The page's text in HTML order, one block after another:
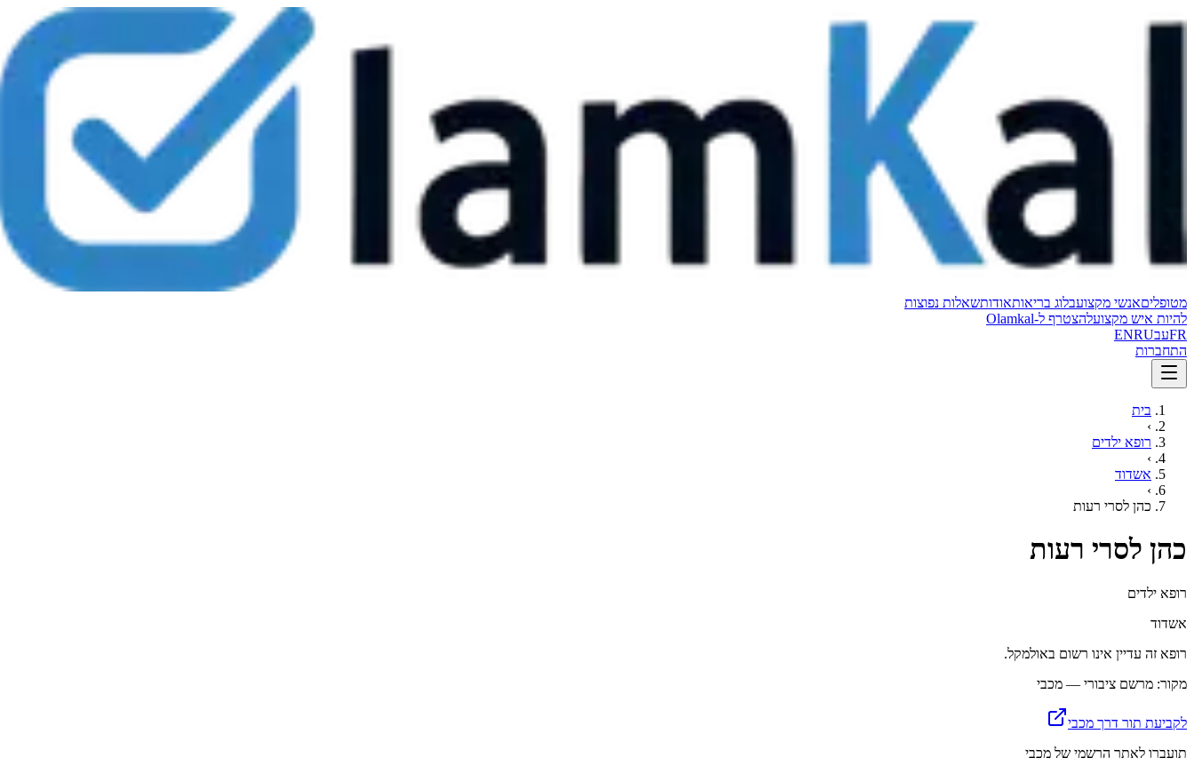
מטופליםאנשי מקצועבלוג בריאותאודותשאלות נפוצות
להיות איש מקצועלהצטרף ל-Olamkal
FRעב ENRU
התחברות
בית
›
רופא ילדים
›
אשדוד
›
כהן לסרי רעות
כהן לסרי רעות
רופא ילדים
אשדוד
רופא זה עדיין אינו רשום באולמקל.
מקור: מרשם ציבורי — מכבי
לקביעת תור דרך מכבי
תועברו לאתר הרשמי של מכבי